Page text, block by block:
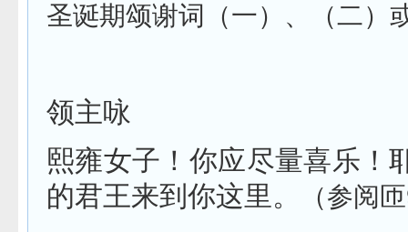
圣诞期颂谢词（一）、（二）
领主咏
熙雍女子！你应尽量喜乐！
的君王来到你这里。
（参阅匝